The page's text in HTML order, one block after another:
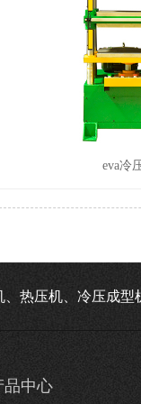
eva冷
、热压机、冷压成
品中心